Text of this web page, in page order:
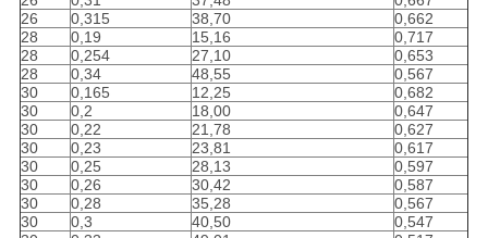
26
0,315 38,70
0,662
28
0,19 15,16
0,717
28
0,254 27,10
0,653
28
0,34 48,55
0,567
30
0,165 12,25
0,682
30
0,2 18,00
0,647
30
0,22 21,78
0,627
30
0,23 23,81
0,617
30
0,25 28,13
0,597
30
0,26 30,42
0,587
30
0,28 35,28
0,567
30
0,3 40,50
0,547